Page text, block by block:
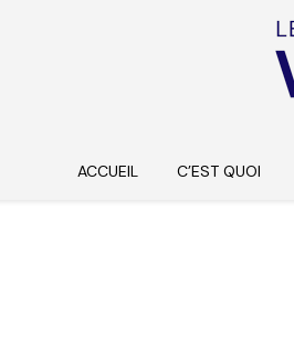
ACCUEIL C’EST QUOI